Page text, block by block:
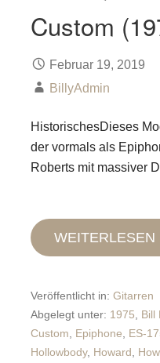
Custom
Februar 19, 2019
BillyAdmin
HistorischesDieses
der vormals als
Roberts mit massiver
Veröffentlicht in: Gitarren
Abgelegt unter: 1975 Bill
Custom
Epiphone ES-
Hollowbody, Howard